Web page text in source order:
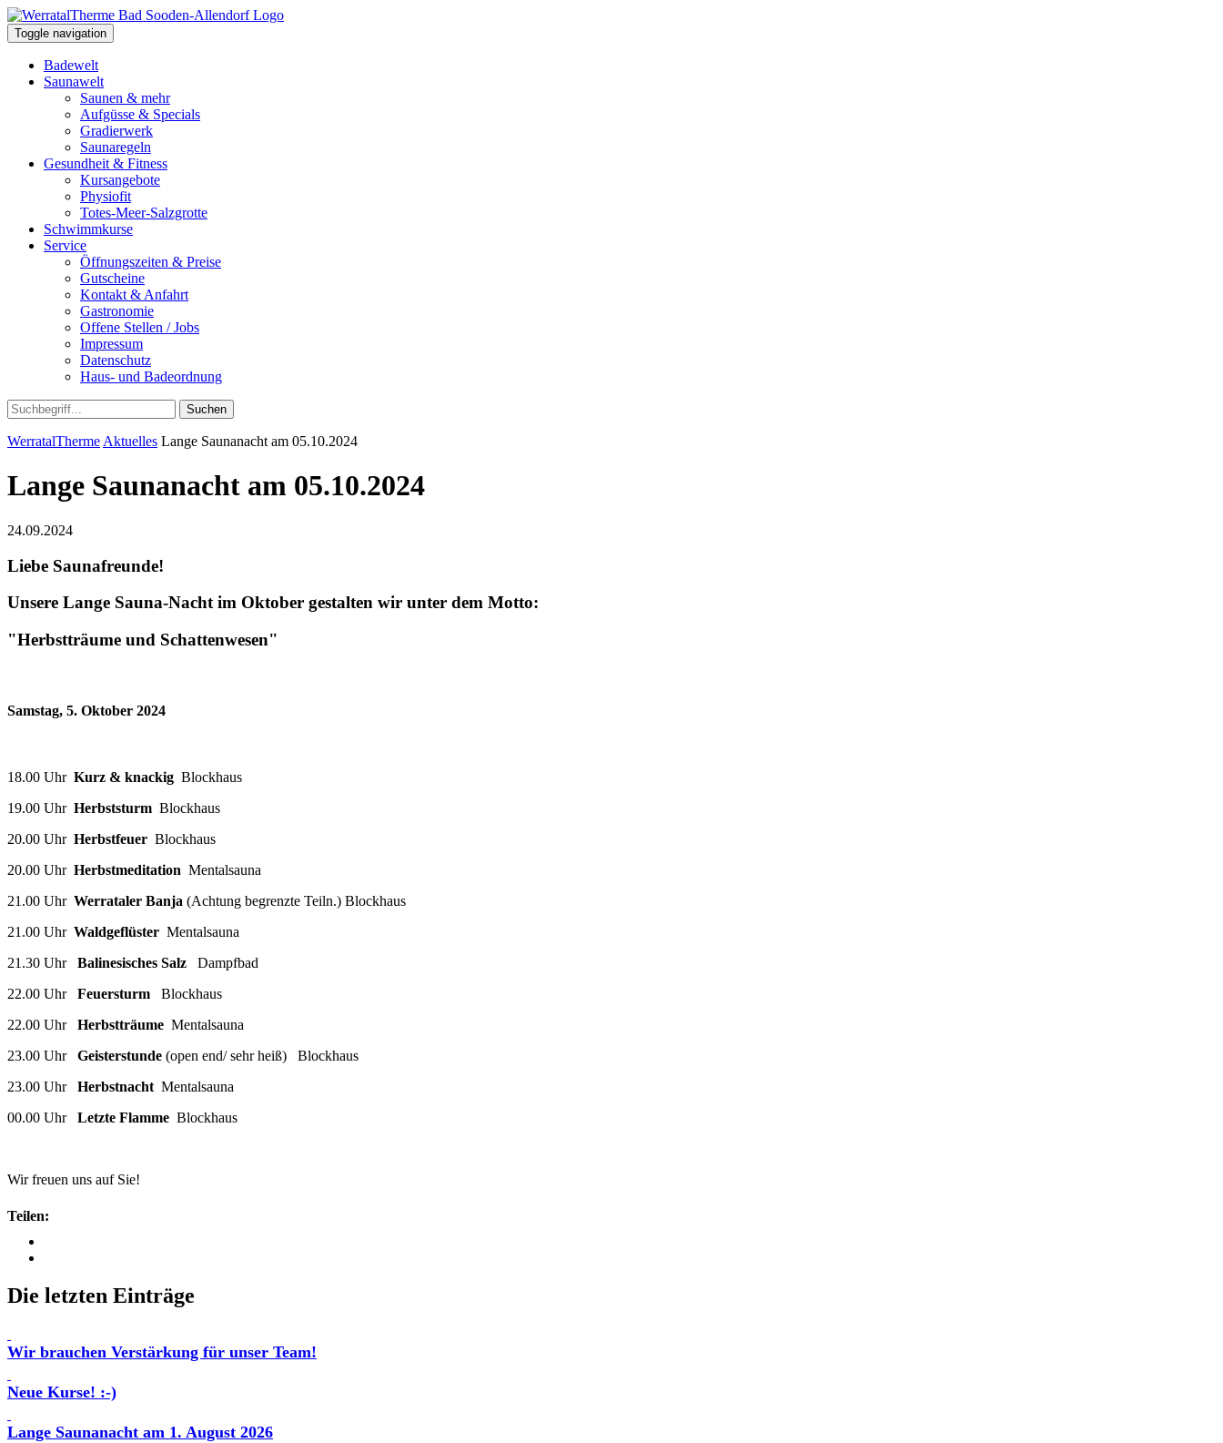
Toggle navigation
Badewelt
Saunawelt
Saunen & mehr
Aufgüsse & Specials
Gradierwerk
Saunaregeln
Gesundheit & Fitness
Kursangebote
Physiofit
Totes-Meer-Salzgrotte
Schwimmkurse
Service
Öffnungszeiten & Preise
Gutscheine
Kontakt & Anfahrt
Gastronomie
Offene Stellen / Jobs
Impressum
Datenschutz
Haus- und Badeordnung
Suchen
WerratalTherme Aktuelles Lange Saunanacht am 05.10.2024
Lange Saunanacht am 05.10.2024
24.09.2024
Liebe Saunafreunde!
Unsere Lange Sauna-Nacht im Oktober gestalten wir unter dem Motto:
"Herbstträume und Schattenwesen"
Samstag, 5. Oktober 2024
18.00 Uhr Kurz & knackig Blockhaus
19.00 Uhr Herbststurm Blockhaus
20.00 UhrHerbstfeuer Blockhaus
20.00 Uhr Herbstmeditation Mentalsauna
21.00 Uhr Werrataler Banja (Achtung begrenzte Teiln.) Blockhaus
21.00 UhrWaldgeflüster Mentalsauna
21.30 UhrBalinesisches Salz Dampfbad
22.00 Uhr Feuersturm Blockhaus
22.00 UhrHerbstträume Mentalsauna
23.00 Uhr Geisterstunde (open end/ sehr heiß) Blockhaus
23.00 Uhr Herbstnacht Mentalsauna
00.00 Uhr Letzte Flamme Blockhaus
Wir freuen uns auf Sie!
Teilen:
Die letzten Einträge
Wir brauchen Verstärkung für unser Team!
Neue Kurse! :-)
Lange Saunanacht am 1. August 2026